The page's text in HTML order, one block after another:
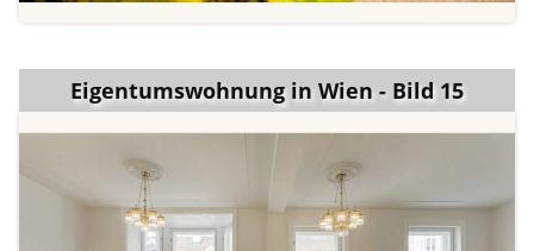
Eigentumswohnung in Wien - Bild 15